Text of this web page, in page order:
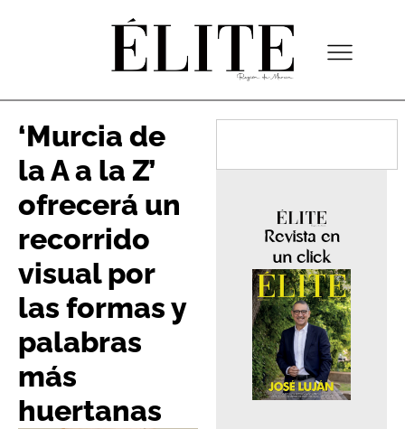
‘Murcia de
la A a la Z’
ofrecerá un
recorrido
visual por
las formas y
palabras
más
huertanas
Revista en
un click